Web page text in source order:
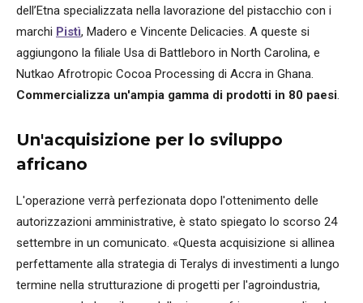
dell’Etna specializzata nella lavorazione del pistacchio con i
marchi Pistì, Madero e Vincente Delicacies. A queste si
aggiungono la filiale Usa di Battleboro in North Carolina, e
Nutkao Afrotropic Cocoa Processing di Accra in Ghana.
Commercializza un'ampia gamma di prodotti in 80 paesi.
Un'acquisizione per lo sviluppo
africano
L'operazione verrà perfezionata dopo l'ottenimento delle
autorizzazioni amministrative, è stato spiegato lo scorso 24
settembre in un comunicato. «Questa acquisizione si allinea
perfettamente alla strategia di Teralys di investimenti a lungo
termine nella strutturazione di progetti per l'agroindustria,